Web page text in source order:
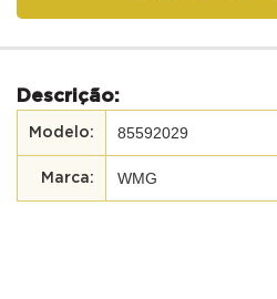
Descrição:
85592029
WMG